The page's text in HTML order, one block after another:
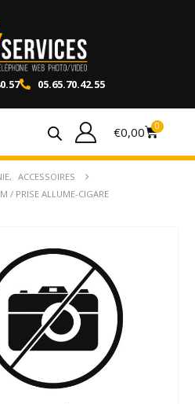
05.65.70.42.55
€0,00 0
,
ACCESSOIRES
/ PRISE ALLUME-CIGARE